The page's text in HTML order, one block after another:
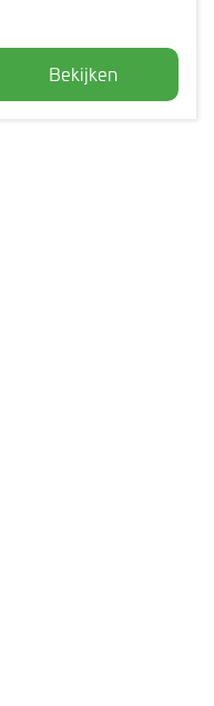
Bekijken